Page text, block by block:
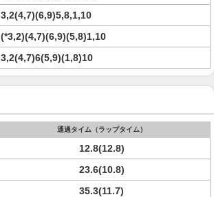
3,2(4,7)(6,9)5,8,1,10
(*3,2)(4,7)(6,9)(5,8)1,10
3,2(4,7)6(5,9)(1,8)10
通過タイム（ラップタイム）
12.8(12.8)
23.6(10.8)
35.3(11.7)